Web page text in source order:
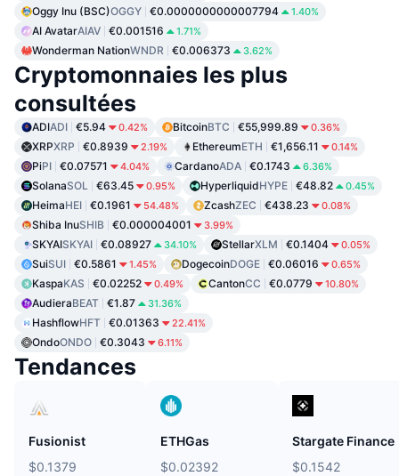
Oggy Inu (BSC)OGGY €0.0000000000007794 1.40%
AI AvatarAIAV €0.001516 1.71%
Wonderman NationWNDR €0.006373 3.62%
Cryptomonnaies les plus
consultées
ADIADI €5.94 0.42% BitcoinBTC €55,999.89 0.36%
XRPXRP €0.8939 2.19% EthereumETH €1,656.11 0.14%
PiPI €0.07571 4.04% CardanoADA €0.1743 6.36%
SolanaSOL €63.45 0.95% HyperliquidHYPE €48.82 0.45%
HeimaHEI €0.1961 54.48% ZcashZEC €438.23 0.08%
Shiba InuSHIB €0.000004001 3.99%
SKYAISKYAI €0.08927 34.10% StellarXLM €0.1404 0.05%
SuiSUI €0.5861 1.45% DogecoinDOGE €0.06016 0.65%
KaspaKAS €0.02252 0.49% CantonCC €0.0779 10.80%
AudieraBEAT €1.87 31.36%
HashflowHFT €0.01363 22.41%
OndoONDO €0.3043 6.11%
Tendances
Fusionist
$0.1379
ETHGas
$0.02392
Stargate Finance
$0.1542